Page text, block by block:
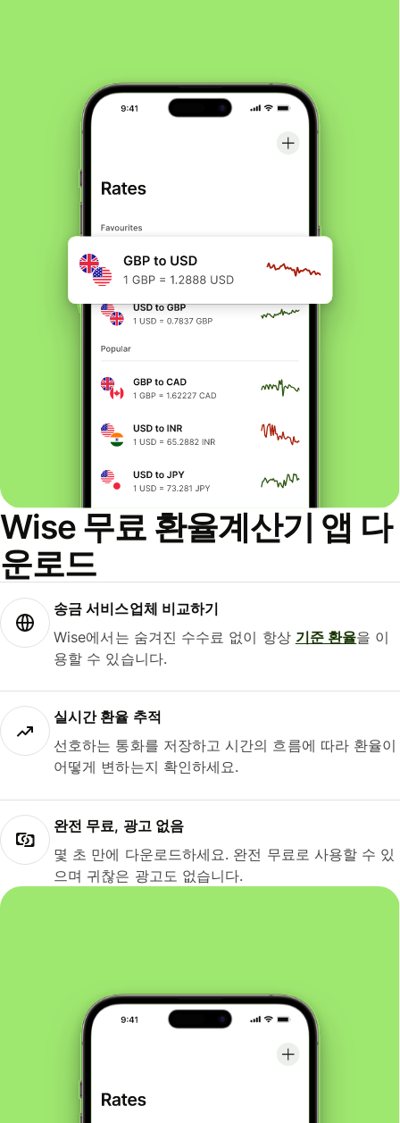
Wise 무료 환율계산기 앱 다
운로드
송금 서비스업체 비교하기
Wise에서는 숨겨진 수수료 없이 항상 기준 환율을 이
용할 수 있습니다.
실시간 환율 추적
선호하는 통화를 저장하고 시간의 흐름에 따라 환율이
어떻게 변하는지 확인하세요.
완전 무료, 광고 없음
몇 초 만에 다운로드하세요. 완전 무료로 사용할 수 있
으며 귀찮은 광고도 없습니다.